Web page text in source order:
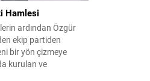
Hamlesi
ardından Özgür
ekip partiden
bir yön çizmeye
kurulan ve